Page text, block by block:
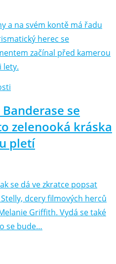
a na svém kontě má řadu
herec se
začínal před kamerou
lety.
se
zelenooká kráska
pletí
se dá ve zkratce popsat
dcery filmových herců
Griffith. Vydá se také
se bude…